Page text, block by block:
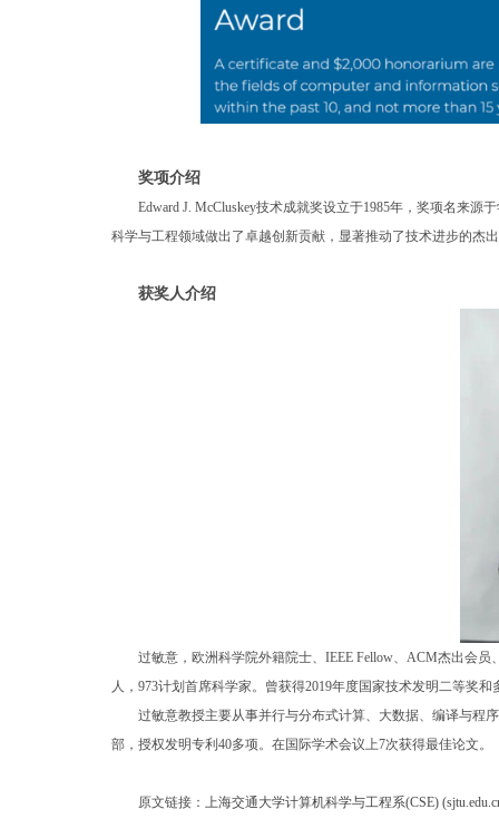
奖项介绍
Edward J. McCluskey技术成就奖设立于1985年，奖项名来源
科学与工程领域做出了卓越创新贡献，显著推动了技术进步的杰
获奖人介绍
过敏意，欧洲科学院外籍院士、IEEE Fellow、ACM杰出会
人，973计划首席科学家。曾获得2019年度国家技术发明二等奖
过敏意教授主要从事并行与分布式计算、大数据、编译与程
部，授权发明专利40多项。在国际学术会议上7次获得最佳论文。
原文链接： 上海交通大学计算机科学与工程系(CSE)